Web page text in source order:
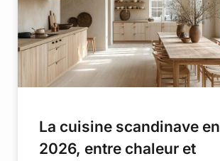
La cuisine scandinave en
2026, entre chaleur et